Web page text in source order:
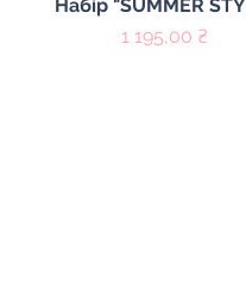
Набір "SUMMER
Цена
1 195,00 ₴